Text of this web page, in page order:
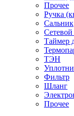
Прочее
Ручка
Сальник
Таймер
ТЭН
Фильтр
Шланг
Прочее